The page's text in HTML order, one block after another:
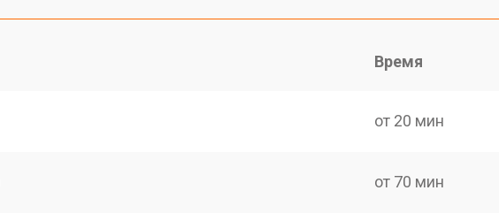
Время
от 20 мин
от 70 мин